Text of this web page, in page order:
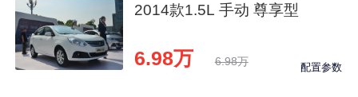
2014款1.5L 手动 尊享型
6.98万 6.98万 配置参数